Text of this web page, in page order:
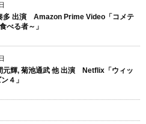
多 出演 Amazon Prime Video「コメテ
べる者～」
元輝, 菊池通武 他 出演 Netflix「ウィッ
４」